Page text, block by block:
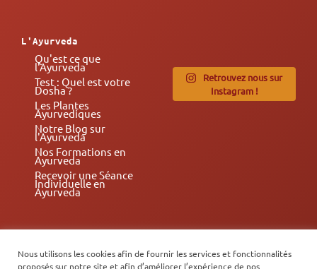
L'Ayurveda
Qu'est ce que
l'Ayurveda
Test : Quel est votre
Dosha ?
Les Plantes
Ayurvediques
Notre Blog sur
l'Ayurveda
Nos Formations en
Ayurveda
Recevoir une Séance
Individuelle en
Ayurveda
Retrouvez nous sur
Instagram !
Nous utilisons les cookies afin de fournir les services et fonctionnalités
proposés sur notre site et afin d’améliorer l’expérience de nos